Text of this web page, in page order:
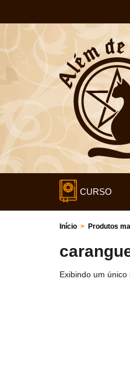
CURSO
Início > Produtos
Exibindo um único